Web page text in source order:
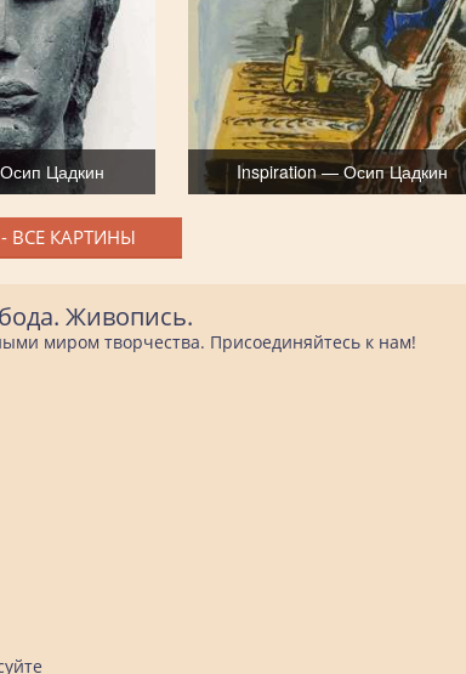
Цадкин Inspiration — Осип Цадкин
ВСЕ КАРТИНЫ
Живопись.
миром творчества. Присоединяйтесь к нам!